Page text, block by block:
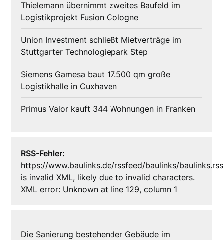
Thielemann übernimmt zweites Baufeld im
Logistikprojekt Fusion Cologne
Union Investment schließt Mietverträge im
Stuttgarter Technologiepark Step
Siemens Gamesa baut 17.500 qm große
Logistikhalle in Cuxhaven
Primus Valor kauft 344 Wohnungen in Franken
RSS-Fehler:
https://www.baulinks.de/rssfeed/baulinks/baulinks.rss
is invalid XML, likely due to invalid characters.
XML error: Unknown at line 129, column 1
Die Sanierung bestehender Gebäude im